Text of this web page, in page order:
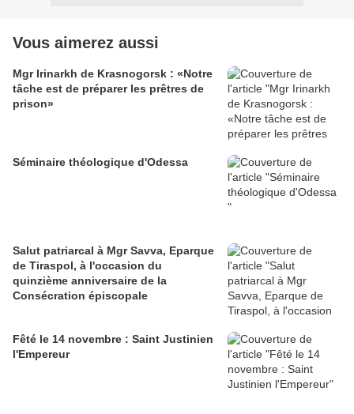
Vous aimerez aussi
Mgr Irinarkh de Krasnogorsk : «Notre
tâche est de préparer les prêtres de
prison»
Séminaire théologique d'Odessa
Salut patriarcal à Mgr Savva, Eparque
de Tiraspol, à l'occasion du
quinzième anniversaire de la
Consécration épiscopale
Fêté le 14 novembre : Saint Justinien
l'Empereur